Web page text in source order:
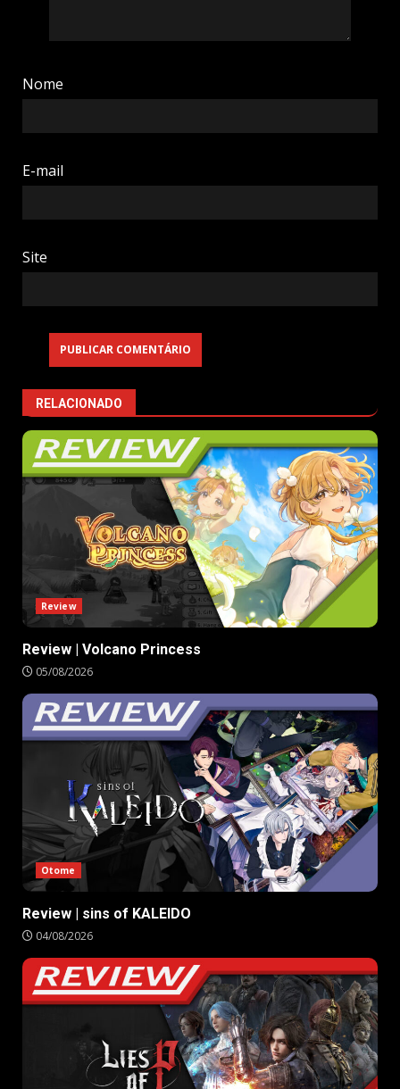
Nome
E-mail
Site
RELACIONADO
Review
Review | Volcano Princess
05/08/2026
Otome
Review | sins of KALEIDO
04/08/2026